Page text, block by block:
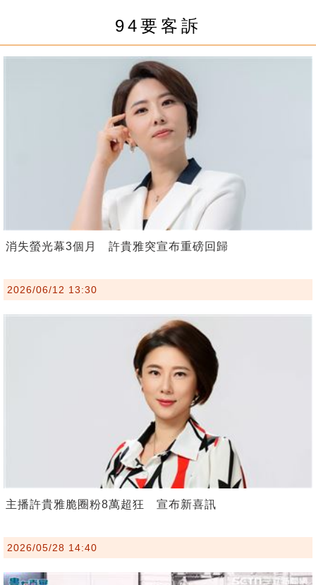
94要客訴
消失螢光幕3個月 許貴雅突宣布重磅回歸
2026/06/12 13:30
主播許貴雅脆圈粉8萬超狂 宣布新喜訊
2026/05/28 14:40